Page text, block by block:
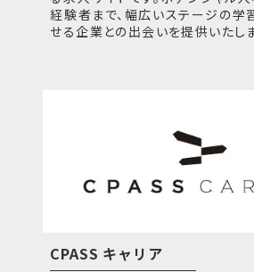
経験者まで、幅広いステージの学
せる企業との出会いを提供いたしま
CPASS キャリア